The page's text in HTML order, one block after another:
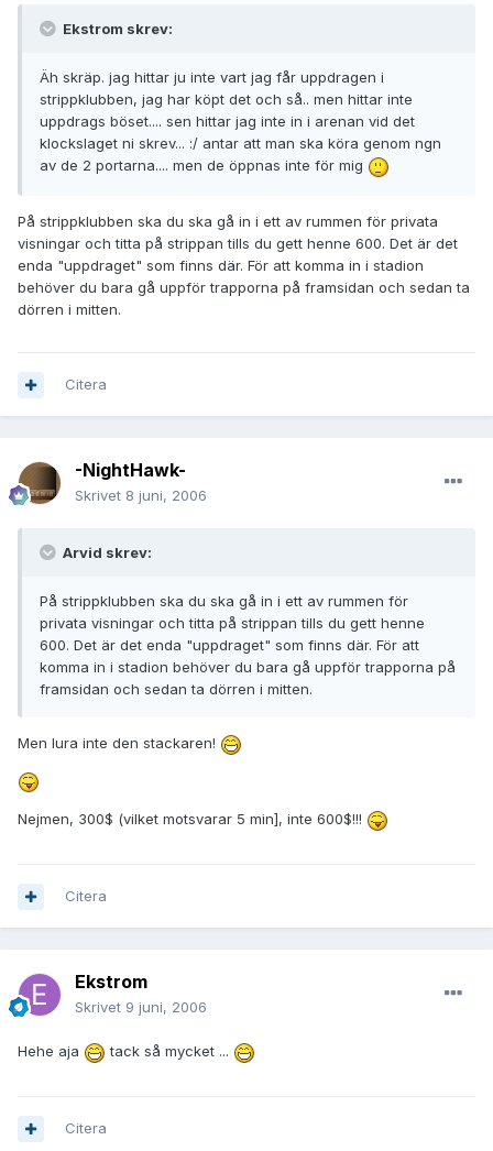
Ekstrom skrev:
Äh skräp. jag hittar ju inte vart jag får uppdragen i
strippklubben, jag har köpt det och så.. men hittar inte
uppdrags böset.... sen hittar jag inte in i arenan vid det
klockslaget ni skrev... :/ antar att man ska köra genom ngn
av de 2 portarna.... men de öppnas inte för mig
På strippklubben ska du ska gå in i ett av rummen för privata
visningar och titta på strippan tills du gett henne 600. Det är det
enda "uppdraget" som finns där. För att komma in i stadion
behöver du bara gå uppför trapporna på framsidan och sedan ta
dörren i mitten.
Citera
-NightHawk-
Skrivet 8 juni, 2006
Arvid skrev:
På strippklubben ska du ska gå in i ett av rummen för
privata visningar och titta på strippan tills du gett henne
600. Det är det enda "uppdraget" som finns där. För att
komma in i stadion behöver du bara gå uppför trapporna på
framsidan och sedan ta dörren i mitten.
Men lura inte den stackaren!
Nejmen, 300$ (vilket motsvarar 5 min], inte 600$!!!
Citera
Ekstrom
Skrivet 9 juni, 2006
Hehe aja tack så mycket ...
Citera